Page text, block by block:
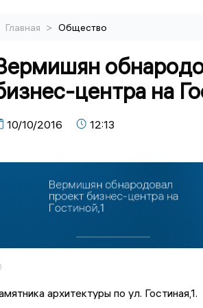
Главная > Общество
центра на
10/10/2016 12:13
архитектуры по ул. Гостиная,1.